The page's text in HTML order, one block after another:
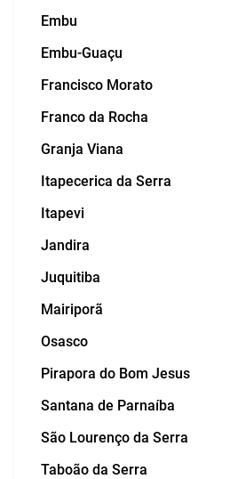
Embu
Embu-Guaçu
Francisco Morato
Franco da Rocha
Granja Viana
Itapecerica da Serra
Itapevi
Jandira
Juquitiba
Mairiporã
Osasco
Pirapora do Bom Jesus
Santana de Parnaíba
São Lourenço da Serra
Taboão da Serra